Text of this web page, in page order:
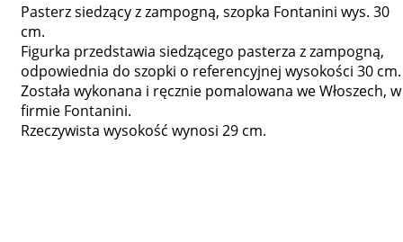
Pasterz siedzący z zampogną, szopka Fontanini wys. 30
cm.
Figurka przedstawia siedzącego pasterza z zampogną,
odpowiednia do szopki o referencyjnej wysokości 30 cm.
Została wykonana i ręcznie pomalowana we Włoszech, w
firmie Fontanini.
Rzeczywista wysokość wynosi 29 cm.